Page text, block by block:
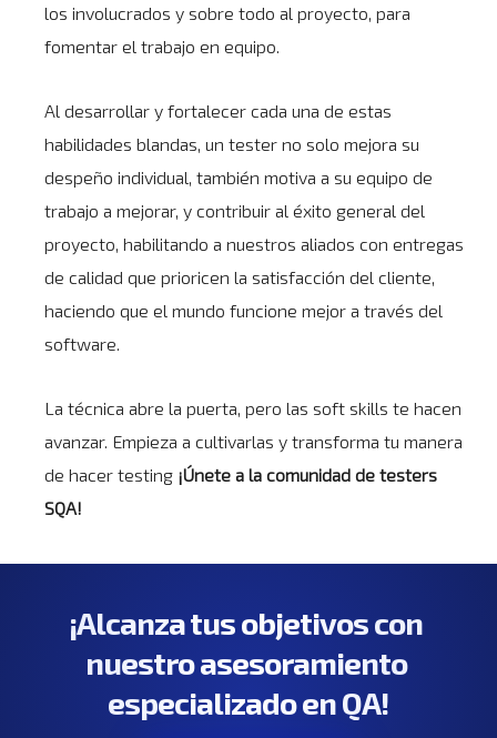
los involucrados y sobre todo al proyecto, para
fomentar el trabajo en equipo.
Al desarrollar y fortalecer cada una de estas
habilidades blandas, un tester no solo mejora su
despeño individual, también motiva a su equipo de
trabajo a mejorar, y contribuir al éxito general del
proyecto, habilitando a nuestros aliados con entregas
de calidad que prioricen la satisfacción del cliente,
haciendo que el mundo funcione mejor a través del
software.
La técnica abre la puerta, pero las soft skills te hacen
avanzar. Empieza a cultivarlas y transforma tu manera
de hacer testing ¡Únete a la comunidad de testers
SQA!
¡Alcanza tus objetivos con
nuestro asesoramiento
especializado en QA!